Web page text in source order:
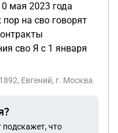
бы помог с этим
и не сделать
мая 2023 года
на сво говорят
сво Я с 1 января
Евгений, г. Москва
что